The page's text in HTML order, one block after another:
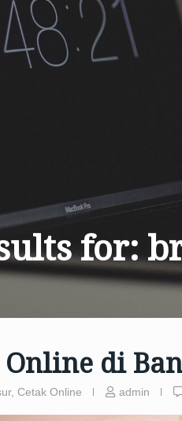
for:
Online di
, Cetak Online admin